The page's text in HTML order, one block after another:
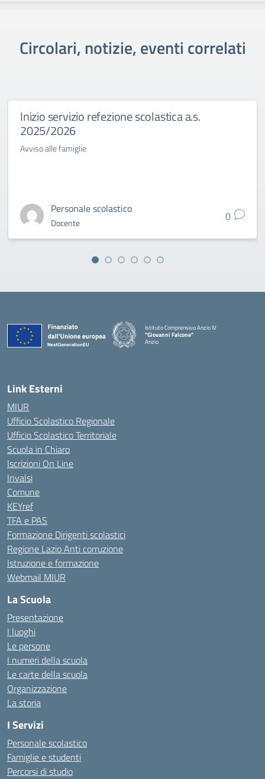
Circolari, notizie, eventi correlati
Inizio servizio refezione scolastica a.s.
2025/2026
Avviso alle famiglie
Personale scolastico
Docente 0
Istituto Comprensivo Anzio IV
"Giovanni Falcone"
Anzio
Link Esterni
MIUR
Ufficio Scolastico Regionale
Ufficio Scolastico Territoriale
Scuola in Chiaro
Iscrizioni On Line
Invalsi
Comune
KEYref
TFA e PAS
Formazione Dirigenti scolastici
Regione Lazio Anti corruzione
Istruzione e formazione
Webmail MIUR
La Scuola
Presentazione
I luoghi
Le persone
I numeri della scuola
Le carte della scuola
Organizzazione
La storia
I Servizi
Personale scolastico
Famiglie e studenti
Percorsi di studio